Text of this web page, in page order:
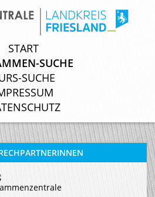
START
SUCHE
SUCHE
START
SUCHE
SUCHE